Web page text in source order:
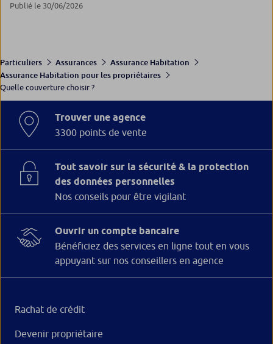
Publié le 30/06/2026
Particuliers Assurances
Assurance Habitation
Assurance Habitation pour les propriétaires
Quelle couverture choisir ?
Trouver une agence
3300 points de vente
Tout savoir sur la sécurité & la protection
des données personnelles
Nos conseils pour être vigilant
Ouvrir un compte bancaire
Bénéficiez des services en ligne tout en vous
appuyant sur nos conseillers en agence
Rachat de crédit
Devenir propriétaire